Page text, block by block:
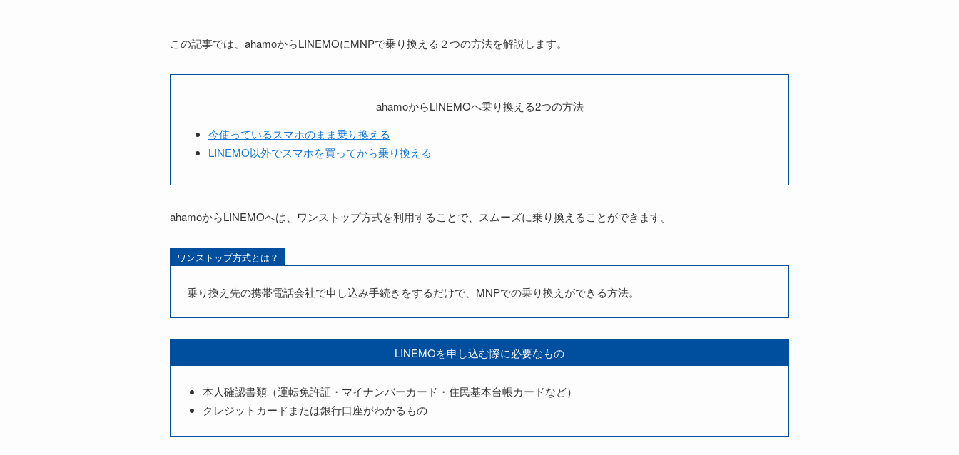
この記事では、ahamoからLINEMOにMNPで乗り換える２つの方法を解説します。
ahamoからLINEMOへ乗り換える2つの方法
今使っているスマホのまま乗り換える
LINEMO以外でスマホを買ってから乗り換える
ahamoからLINEMOへは、ワンストップ方式を利用することで、スムーズに乗り換えることができます。
ワンストップ方式とは？
乗り換え先の携帯電話会社で申し込み手続きをするだけで、MNPでの乗り換えができる方法。
LINEMOを申し込む際に必要なもの
本人確認書類（運転免許証・マイナンバーカード・住民基本台帳カードなど）
クレジットカードまたは銀行口座がわかるもの